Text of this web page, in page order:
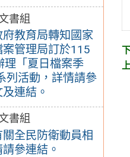
書組
教育局轉知國家
管理局訂於115
理「夏日檔案季
列活動，詳情請參
連結。
書組
全民防衛動員相
參連結。